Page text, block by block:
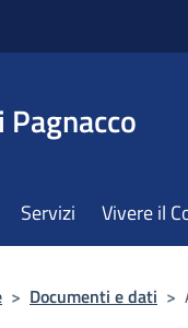
Pagnacco
Servizi Vivere il
> Documenti e dati >